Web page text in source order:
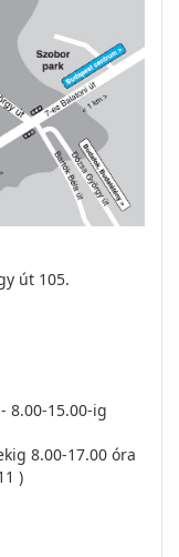
út 105.
8.00-15.00-ig
8.00-17.00 óra
)